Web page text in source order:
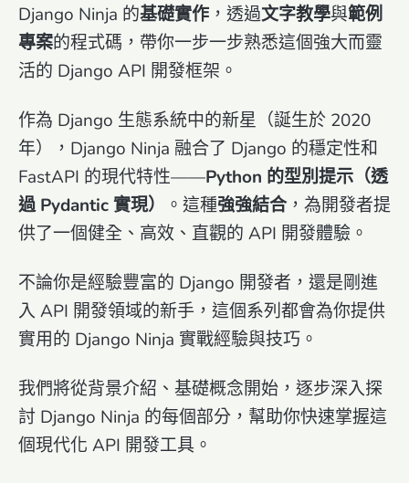
Django Ninja 的基礎實作 ，透過文字教學與範例
專案的程式碼，帶你一步一步熟悉這個強大而靈
活的 Django API 開發框架。
作為 Django 生態系統中的新星（誕生於 2020
年），Django Ninja 融合了 Django 的穩定性和
FastAPI 的現代特性——Python 的型別提示（透
過 Pydantic 實現）
。這種強強結合 ，為開發者提
供了一個健全、高效、直觀的 API 開發體驗。
不論你是經驗豐富的 Django 開發者，還是剛進
入 API 開發領域的新手，這個系列都會為你提供
實用的 Django Ninja 實戰經驗與技巧。
我們將從背景介紹、基礎概念開始，逐步深入探
討 Django Ninja 的每個部分，幫助你快速掌握這
個現代化 API 開發工具。